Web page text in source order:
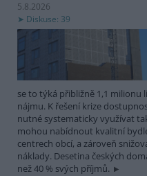
5.8.2026
Diskuse: 39
se to týká přibližně 1,1 milionu
nájmu. K řešení krize
nutné systematicky využívat
mohou nabídnout kvalitní
centrech obcí, a zároveň
náklady. Desetina českých
než 40 % svých příjmů.